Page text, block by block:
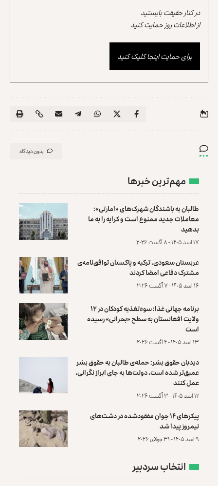
در کنار حقیقت بایستید
از اطلاعات روز حمایت کنید
برای حمایت اینجا کلیک کنید
بدون دیدگاه
مهم‌ترین خبرها
طالبان به باشندگان شهرک‌های «امارتی»:
معاملات جدید ممنوع است و کرایه را به ما
بدهید
۱۷ اسد ۱۴۰۵ - ۸ آگست ۲۰۲۶
عربستان سعودی، ترکیه و پاکستان توافق‌نامه‌ی
مشترک دفاعی امضا کردند
۱۶ اسد ۱۴۰۵ - ۷ آگست ۲۰۲۶
برنامه جهانی غذا: سوءتغذیه کودکان در ۱۲
ولایت افغانستان به سطح «بحرانی» رسیده
است
۱۳ اسد ۱۴۰۵ - ۴ آگست ۲۰۲۶
دیدبان حقوق بشر: حمله‌ی طالبان به حقوق بشر
عمیق‌تر شده است، دولت‌ها به جای ابراز نگرانی،
عمل کنند
۱۲ اسد ۱۴۰۵ - ۳ آگست ۲۰۲۶
پیکرهای ۱۴ جوان مفقودشده در دشت‌های
نیمروز پیدا شد
۹ اسد ۱۴۰۵ - ۳۱ جولای ۲۰۲۶
انتخاب سردبیر